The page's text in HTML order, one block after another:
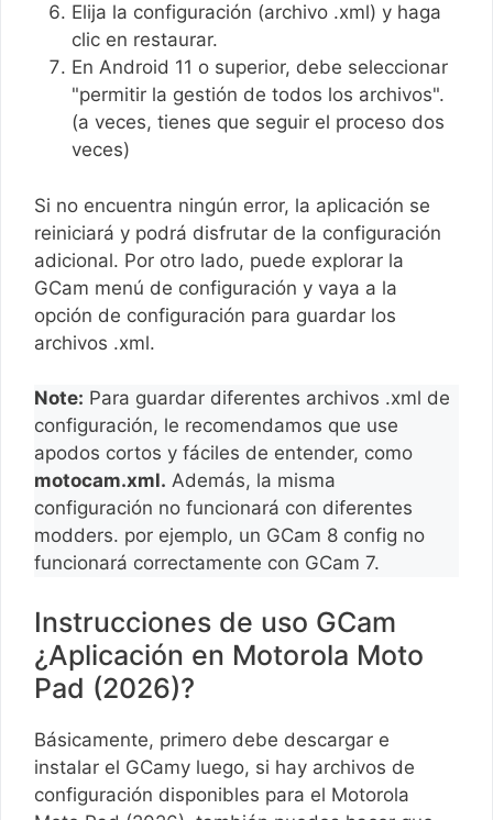
Elija la configuración (archivo .xml) y haga
clic en restaurar.
En Android 11 o superior, debe seleccionar
"permitir la gestión de todos los archivos".
(a veces, tienes que seguir el proceso dos
veces)
Si no encuentra ningún error, la aplicación se
reiniciará y podrá disfrutar de la configuración
adicional. Por otro lado, puede explorar la
GCam menú de configuración y vaya a la
opción de configuración para guardar los
archivos .xml.
Note: Para guardar diferentes archivos .xml de
configuración, le recomendamos que use
apodos cortos y fáciles de entender, como
motocam.xml. Además, la misma
configuración no funcionará con diferentes
modders. por ejemplo, un GCam 8 config no
funcionará correctamente con GCam 7.
Instrucciones de uso GCam
¿Aplicación en Motorola Moto
Pad (2026)?
Básicamente, primero debe descargar e
instalar el GCamy luego, si hay archivos de
configuración disponibles para el Motorola